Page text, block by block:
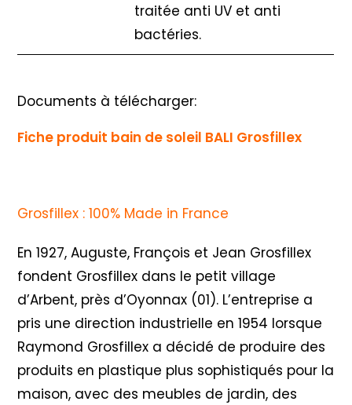
traitée anti UV et anti
bactéries.
Documents à télécharger:
Fiche produit bain de soleil BALI Grosfillex
Grosfillex : 100% Made in France
En 1927, Auguste, François et Jean Grosfillex
fondent Grosfillex dans le petit village
d’Arbent, près d’Oyonnax (01). L’entreprise a
pris une direction industrielle en 1954 lorsque
Raymond Grosfillex a décidé de produire des
produits en plastique plus sophistiqués pour la
maison, avec des meubles de jardin, des